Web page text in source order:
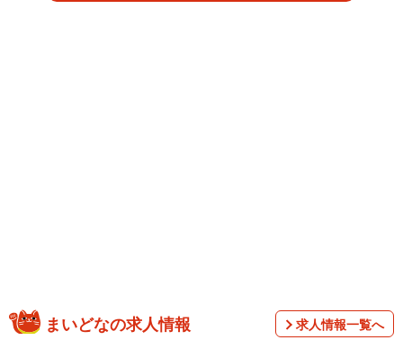
まいどなの求人情報 求人情報一覧へ